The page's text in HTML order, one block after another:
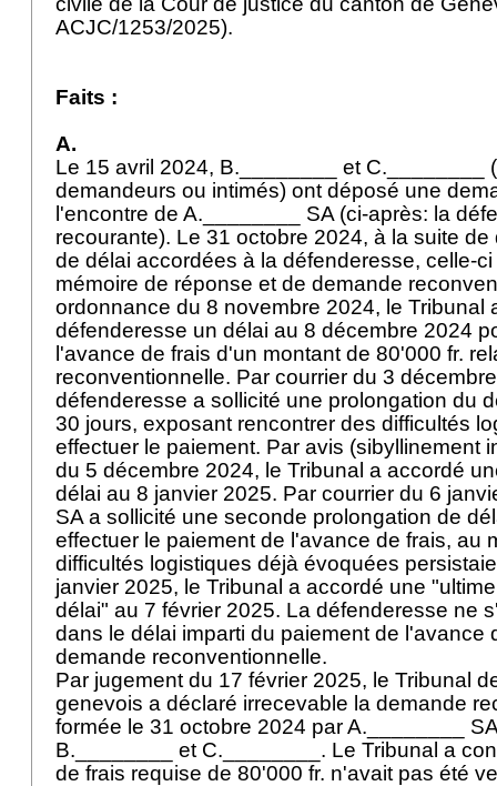
ACJC/1253/2025).
Faits :
A.
Le 15 avril 2024, B.________ et C.________
demandeurs ou intimés) ont déposé une
l'encontre de A.________ SA (ci-après: la
recourante). Le 31 octobre 2024, à la suite
de délai accordées à la défenderesse, celle-
mémoire de réponse et de demande
ordonnance du 8 novembre 2024, le Tribunal
défenderesse un délai au 8 décembre 2024
l'avance de frais d'un montant de 80'000 fr.
reconventionnelle. Par courrier du 3
défenderesse a sollicité une prolongation du
30 jours, exposant rencontrer des difficultés
effectuer le paiement. Par avis (sibyllinement
du 5 décembre 2024, le Tribunal a accordé
délai au 8 janvier 2025. Par courrier du 6
SA a sollicité une seconde prolongation de
effectuer le paiement de l'avance de frais, au
difficultés logistiques déjà évoquées
janvier 2025, le Tribunal a accordé une
délai" au 7 février 2025. La défenderesse ne
dans le délai imparti du paiement de l'avance
demande reconventionnelle.
Par jugement du 17 février 2025, le Tribunal
genevois a déclaré irrecevable la demande
formée le 31 octobre 2024 par A.________
B.________ et C.________. Le Tribunal a
de frais requise de 80'000 fr. n'avait pas été